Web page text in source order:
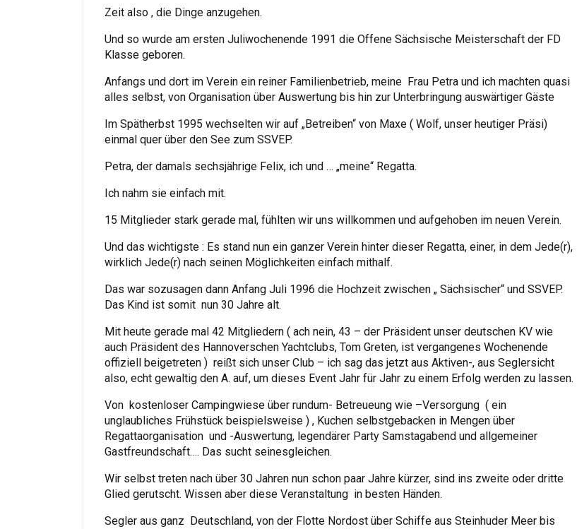
Zeit also , die Dinge anzugehen.
Und so wurde am ersten Juliwochenende 1991 die Offene Sächsische Meisterschaft der FD
Klasse geboren.
Anfangs und dort im Verein ein reiner Familienbetrieb, meine Frau Petra und ich machten quasi
alles selbst, von Organisation über Auswertung bis hin zur Unterbringung auswärtiger Gäste
Im Spätherbst 1995 wechselten wir auf „Betreiben“ von Maxe ( Wolf, unser heutiger Präsi)
einmal quer über den See zum SSVEP.
Petra, der damals sechsjährige Felix, ich und … „meine“ Regatta.
Ich nahm sie einfach mit.
15 Mitglieder stark gerade mal, fühlten wir uns willkommen und aufgehoben im neuen Verein.
Und das wichtigste : Es stand nun ein ganzer Verein hinter dieser Regatta, einer, in dem Jede(r),
wirklich Jede(r) nach seinen Möglichkeiten einfach mithalf.
Das war sozusagen dann Anfang Juli 1996 die Hochzeit zwischen „ Sächsischer“ und SSVEP.
Das Kind ist somit nun 30 Jahre alt.
Mit heute gerade mal 42 Mitgliedern ( ach nein, 43 – der Präsident unser deutschen KV wie
auch Präsident des Hannoverschen Yachtclubs, Tom Greten, ist vergangenes Wochenende
offiziell beigetreten ) reißt sich unser Club – ich sag das jetzt aus Aktiven-, aus Seglersicht
also, echt gewaltig den A. auf, um dieses Event Jahr für Jahr zu einem Erfolg werden zu lassen.
Von kostenloser Campingwiese über rundum- Betreueung wie –Versorgung ( ein
unglaubliches Frühstück beispielsweise ) , Kuchen selbstgebacken in Mengen über
Regattaorganisation und -Auswertung, legendärer Party Samstagabend und allgemeiner
Gastfreundschaft…. Das sucht seinesgleichen.
Wir selbst treten nach über 30 Jahren nun schon paar Jahre kürzer, sind ins zweite oder dritte
Glied gerutscht. Wissen aber diese Veranstaltung in besten Händen.
Segler aus ganz Deutschland, von der Flotte Nordost über Schiffe aus Steinhuder Meer bis